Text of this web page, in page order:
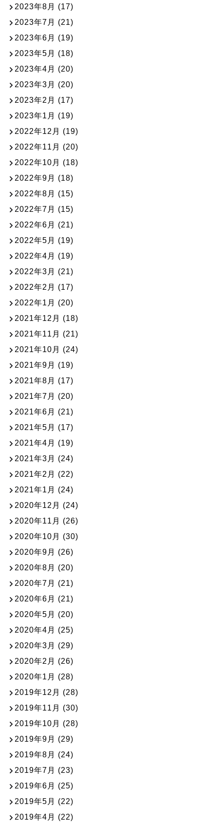
2023年8月 (17)
2023年7月 (21)
2023年6月 (19)
2023年5月 (18)
2023年4月 (20)
2023年3月 (20)
2023年2月 (17)
2023年1月 (19)
2022年12月 (19)
2022年11月 (20)
2022年10月 (18)
2022年9月 (18)
2022年8月 (15)
2022年7月 (15)
2022年6月 (21)
2022年5月 (19)
2022年4月 (19)
2022年3月 (21)
2022年2月 (17)
2022年1月 (20)
2021年12月 (18)
2021年11月 (21)
2021年10月 (24)
2021年9月 (19)
2021年8月 (17)
2021年7月 (20)
2021年6月 (21)
2021年5月 (17)
2021年4月 (19)
2021年3月 (24)
2021年2月 (22)
2021年1月 (24)
2020年12月 (24)
2020年11月 (26)
2020年10月 (30)
2020年9月 (26)
2020年8月 (20)
2020年7月 (21)
2020年6月 (21)
2020年5月 (20)
2020年4月 (25)
2020年3月 (29)
2020年2月 (26)
2020年1月 (28)
2019年12月 (28)
2019年11月 (30)
2019年10月 (28)
2019年9月 (29)
2019年8月 (24)
2019年7月 (23)
2019年6月 (25)
2019年5月 (22)
2019年4月 (22)